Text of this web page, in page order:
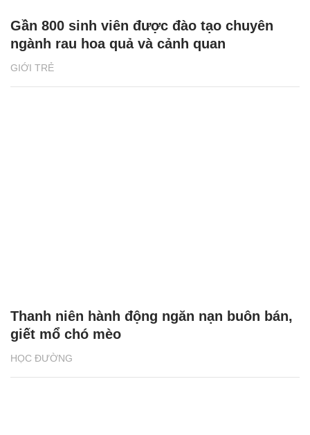
GIỚI TRẺ
Gần 800 sinh viên được đào tạo chuyên
ngành rau hoa quả và cảnh quan
HỌC ĐƯỜNG
Thanh niên hành động ngăn nạn buôn bán,
giết mổ chó mèo